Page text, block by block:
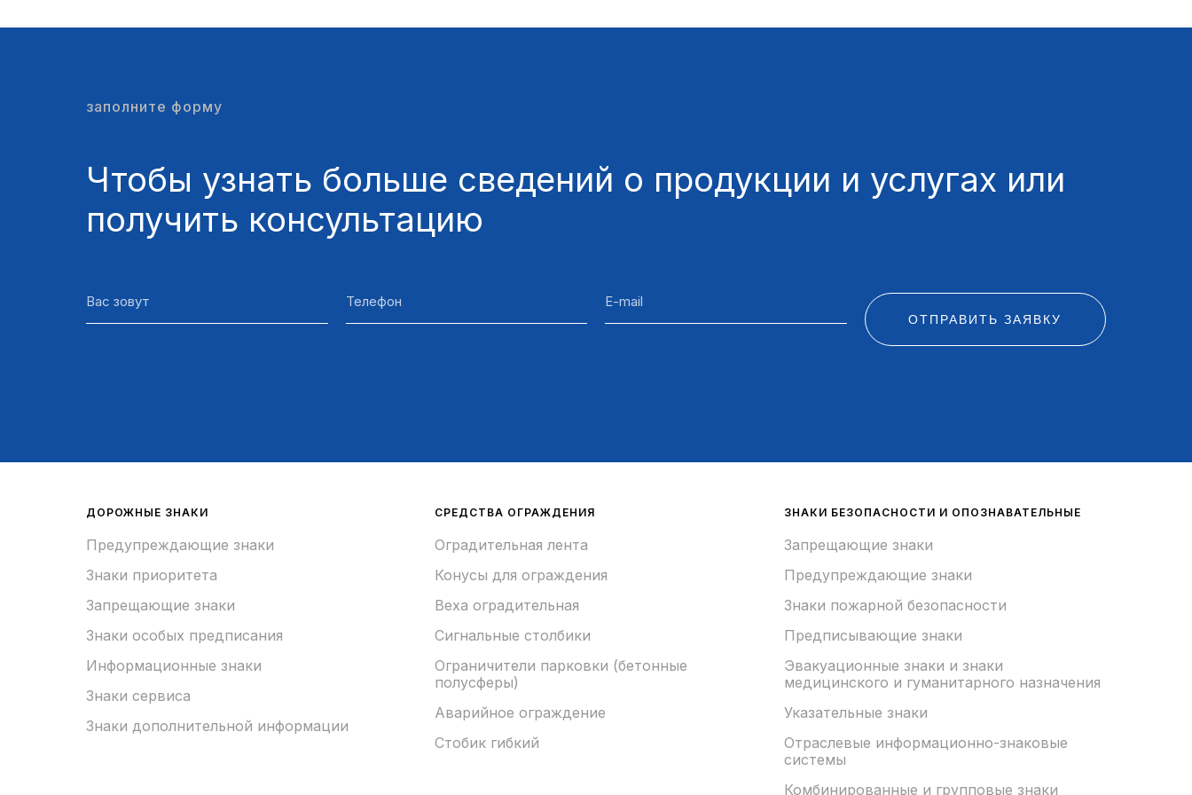
заполните форму
Чтобы узнать больше сведений о продукции и услугах или
получить консультацию
ОТПРАВИТЬ ЗАЯВКУ
ДОРОЖНЫЕ ЗНАКИ
Предупреждающие знаки
Знаки приоритета
Запрещающие знаки
Знаки особых предписания
Информационные знаки
Знаки сервиса
Знаки дополнительной информации
СРЕДСТВА ОГРАЖДЕНИЯ
Оградительная лента
Конусы для ограждения
Веха оградительная
Сигнальные столбики
Ограничители парковки (бетонные
полусферы)
Аварийное ограждение
Стобик гибкий
ЗНАКИ БЕЗОПАСНОСТИ И ОПОЗНАВАТЕЛЬНЫЕ
Запрещающие знаки
Предупреждающие знаки
Знаки пожарной безопасности
Предписывающие знаки
Эвакуационные знаки и знаки
медицинского и гуманитарного назначения
Указательные знаки
Отраслевые информационно-знаковые
системы
Комбинированные и групповые знаки